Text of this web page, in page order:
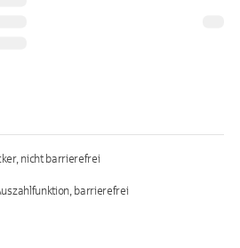
nicht barrierefrei
barrierefrei